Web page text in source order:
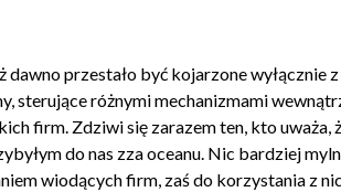
przestało być kojarzone wyłącznie
sterujące różnymi mechanizmami
firm. Zdziwi się zarazem ten, kto uważa,
do nas zza oceanu. Nic bardziej
wiodących firm, zaś do korzystania z